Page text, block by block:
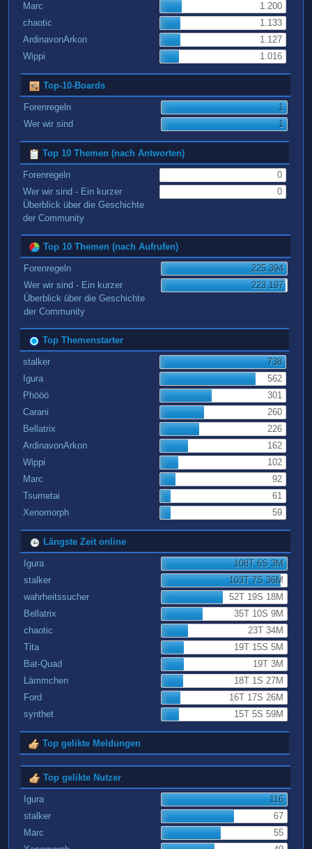
Marc
1.200
chaotic
1.133
ArdinavonArkon
1.127
Wippi
1.016
Top-10-Boards
Forenregeln
1
Wer wir sind
1
Top 10 Themen (nach Antworten)
Forenregeln
0
Wer wir sind - Ein kurzer
Überblick über die Geschichte
der Community
0
Top 10 Themen (nach Aufrufen)
Forenregeln
225.394
Wer wir sind - Ein kurzer
Überblick über die Geschichte
der Community
223.197
Top Themenstarter
stalker
738
Igura
562
Phööö
301
Carani
260
Bellatrix
226
ArdinavonArkon
162
Wippi
102
Marc
92
Tsumetai
61
Xenomorph
59
Längste Zeit online
Igura
108T 6S 3M
stalker
103T 7S 36M
wahrheitssucher
52T 19S 18M
Bellatrix
35T 10S 9M
chaotic
23T 34M
Tita
19T 15S 5M
Bat-Quad
19T 3M
Lämmchen
18T 1S 27M
Ford
16T 17S 26M
synthet
15T 5S 59M
Top gelikte Meldungen
Top gelikte Nutzer
Igura
116
stalker
67
Marc
55